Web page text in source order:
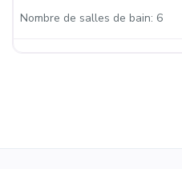
Nombre de salles de bain: 6